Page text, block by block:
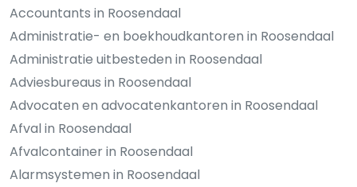
Accountants in Roosendaal
Administratie- en boekhoudkantoren in Roosendaal
Administratie uitbesteden in Roosendaal
Adviesbureaus in Roosendaal
Advocaten en advocatenkantoren in Roosendaal
Afval in Roosendaal
Afvalcontainer in Roosendaal
Alarmsystemen in Roosendaal